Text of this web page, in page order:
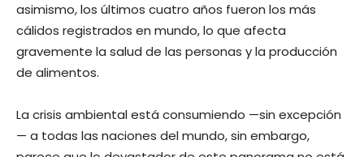
asimismo, los últimos cuatro años fueron los más
cálidos registrados en mundo, lo que afecta
gravemente la salud de las personas y la producción
de alimentos.
La crisis ambiental está consumiendo —sin excepción
— a todas las naciones del mundo, sin embargo,